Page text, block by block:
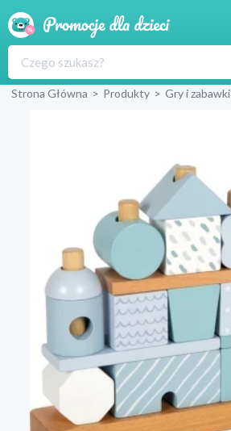
Produkty
Blog
Wyprawka
Strona Główna > Produkty > Gry i zabawki